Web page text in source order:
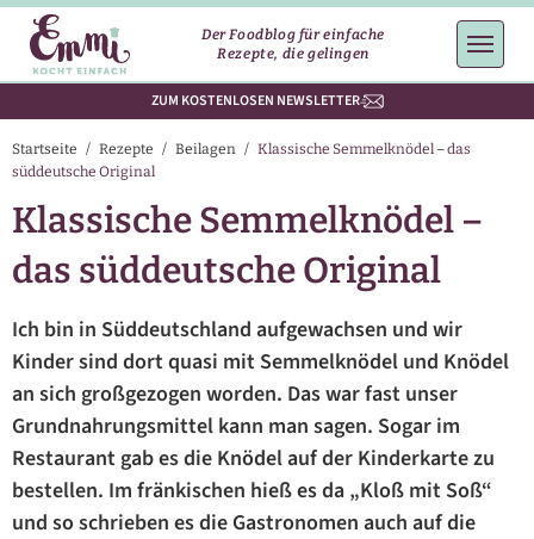
Der Foodblog für einfache
Rezepte, die gelingen
ZUM KOSTENLOSEN NEWSLETTER
Startseite / Rezepte / Beilagen / Klassische Semmelknödel – das
süddeutsche Original
Klassische Semmelknödel –
das süddeutsche Original
Ich bin in Süddeutschland aufgewachsen und wir
Kinder sind dort quasi mit Semmelknödel und Knödel
an sich großgezogen worden. Das war fast unser
Grundnahrungsmittel kann man sagen. Sogar im
Restaurant gab es die Knödel auf der Kinderkarte zu
bestellen. Im fränkischen hieß es da „Kloß mit Soß“
und so schrieben es die Gastronomen auch auf die